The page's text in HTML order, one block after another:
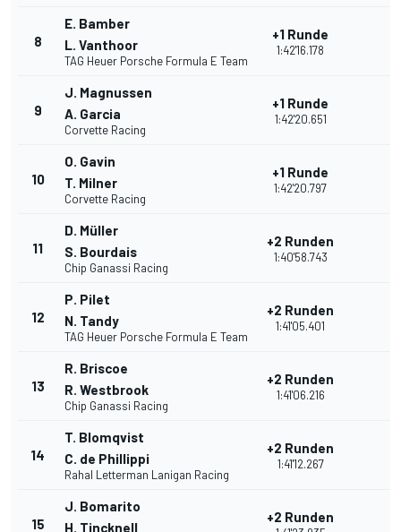
8
E. Bamber
L. Vanthoor
TAG Heuer Porsche Formula E Team
+1 Runde
1:42'16.178
9
J. Magnussen
A. Garcia
Corvette Racing
+1 Runde
1:42'20.651
10
O. Gavin
T. Milner
Corvette Racing
+1 Runde
1:42'20.797
11
D. Müller
S. Bourdais
Chip Ganassi Racing
+2 Runden
1:40'58.743
12
P. Pilet
N. Tandy
TAG Heuer Porsche Formula E Team
+2 Runden
1:41'05.401
13
R. Briscoe
R. Westbrook
Chip Ganassi Racing
+2 Runden
1:41'06.216
14
T. Blomqvist
C. de Phillippi
Rahal Letterman Lanigan Racing
+2 Runden
1:41'12.267
15
J. Bomarito
H. Tincknell
+2 Runden